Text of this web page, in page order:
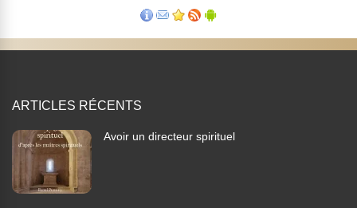
ARTICLES RÉCENTS
Avoir un directeur spirituel